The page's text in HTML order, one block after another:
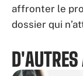
affronter le
dossier qui